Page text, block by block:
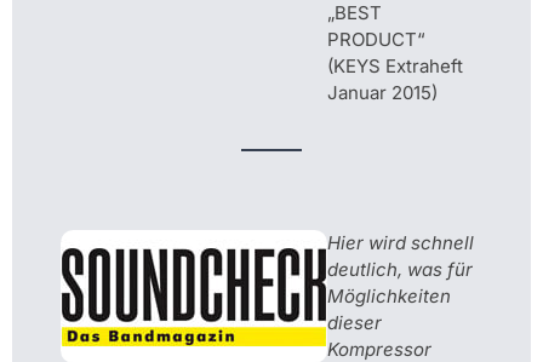
„BEST
PRODUCT“
(KEYS Extraheft
Januar 2015)
Hier wird schnell
deutlich, was für
Möglichkeiten
dieser
Kompressor